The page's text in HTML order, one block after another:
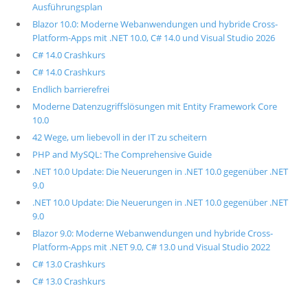
Ausführungsplan
Blazor 10.0: Moderne Webanwendungen und hybride Cross-
Platform-Apps mit .NET 10.0, C# 14.0 und Visual Studio 2026
C# 14.0 Crashkurs
C# 14.0 Crashkurs
Endlich barrierefrei
Moderne Datenzugriffslösungen mit Entity Framework Core
10.0
42 Wege, um liebevoll in der IT zu scheitern
PHP and MySQL: The Comprehensive Guide
.NET 10.0 Update: Die Neuerungen in .NET 10.0 gegenüber .NET
9.0
.NET 10.0 Update: Die Neuerungen in .NET 10.0 gegenüber .NET
9.0
Blazor 9.0: Moderne Webanwendungen und hybride Cross-
Platform-Apps mit .NET 9.0, C# 13.0 und Visual Studio 2022
C# 13.0 Crashkurs
C# 13.0 Crashkurs